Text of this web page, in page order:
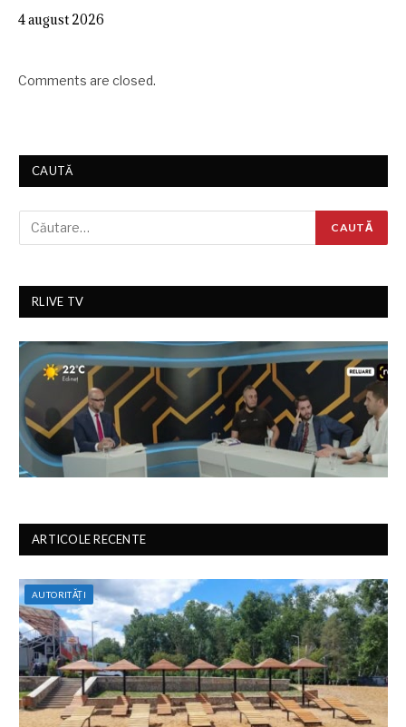
4 august 2026
Comments are closed.
CAUTĂ
RLIVE TV
ARTICOLE RECENTE
AUTORITĂȚI